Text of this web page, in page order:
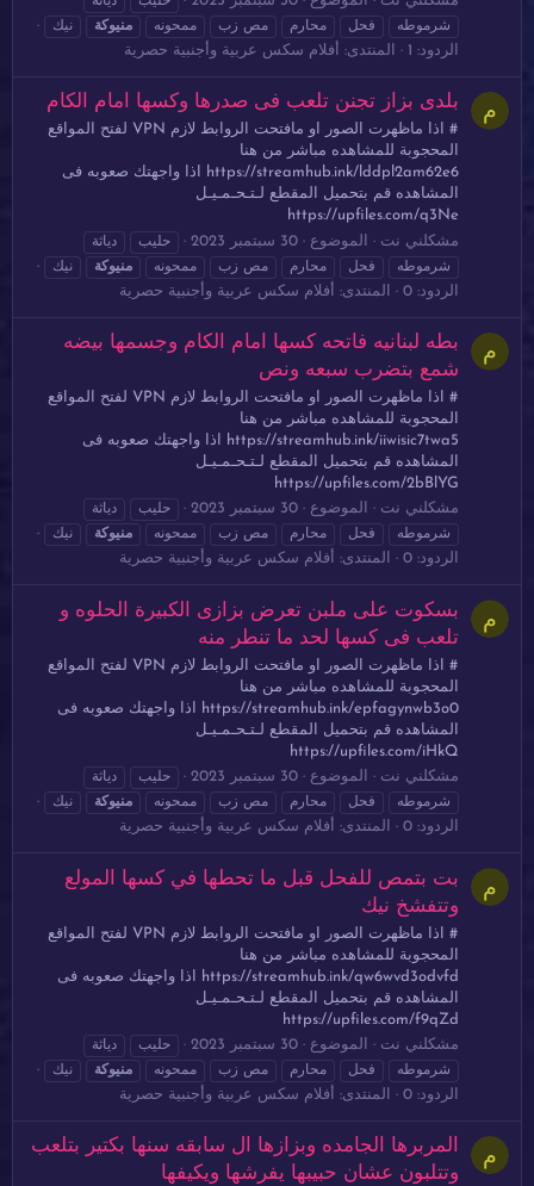
شرموطه
فحل محارم مص زب ممحونه منيوكة نيك
الردود: 1 المنتدى: أفلام سكس عربية وأجنبية حصرية
م بلدى بزاز تجنن تلعب فى صدرها وكسها امام الكام
# اذا ماظهرت الصور او مافتحت الروابط لازم VPN لفتح المواقع
المحجوبة للمشاهده مباشر من هنا
https://streamhub.ink/lddpl2am62e6 اذا واجهتك صعوبه فى
المشاهده قم بتحميل المقطع لـتـحـمـيـل
https://upfiles.com/q3Ne
مشكلني نت
الموضوع 30 سبتمبر 2023 حليب
دياثة
شرموطه
فحل محارم مص زب ممحونه منيوكة نيك
الردود: 0 المنتدى: أفلام سكس عربية وأجنبية حصرية
م
بطه لبنانيه فاتحه كسها امام الكام وجسمها بيضه
شمع بتضرب سبعه ونص
# اذا ماظهرت الصور او مافتحت الروابط لازم VPN لفتح المواقع
المحجوبة للمشاهده مباشر من هنا
https://streamhub.ink/iiwisic7twa5 اذا واجهتك صعوبه فى
المشاهده قم بتحميل المقطع لـتـحـمـيـل
https://upfiles.com/2bBlYG
مشكلني نت
الموضوع 30 سبتمبر 2023 حليب
دياثة
شرموطه
فحل محارم مص زب ممحونه منيوكة نيك
الردود: 0 المنتدى: أفلام سكس عربية وأجنبية حصرية
م
بسكوت على ملبن تعرض بزازى الكبيرة الحلوه و
تلعب فى كسها لحد ما تنطر منه
# اذا ماظهرت الصور او مافتحت الروابط لازم VPN لفتح المواقع
المحجوبة للمشاهده مباشر من هنا
https://streamhub.ink/epfagynwb3o0 اذا واجهتك صعوبه فى
المشاهده قم بتحميل المقطع لـتـحـمـيـل
https://upfiles.com/iHkQ
مشكلني نت
الموضوع 30 سبتمبر 2023 حليب
دياثة
شرموطه
فحل محارم مص زب ممحونه منيوكة نيك
الردود: 0 المنتدى: أفلام سكس عربية وأجنبية حصرية
م
بت بتمص للفحل قبل ما تحطها في كسها المولع
وتتفشخ نيك
# اذا ماظهرت الصور او مافتحت الروابط لازم VPN لفتح المواقع
المحجوبة للمشاهده مباشر من هنا
https://streamhub.ink/qw6wvd3odvfd اذا واجهتك صعوبه فى
المشاهده قم بتحميل المقطع لـتـحـمـيـل
https://upfiles.com/f9qZd
مشكلني نت
الموضوع 30 سبتمبر 2023 حليب
دياثة
شرموطه
فحل محارم مص زب ممحونه منيوكة نيك
الردود: 0 المنتدى: أفلام سكس عربية وأجنبية حصرية
م
المربرها الجامده وبزازها ال سابقه سنها بكتير بتلعب
وتتلبون عشان حبيبها يفرشها ويكيفها